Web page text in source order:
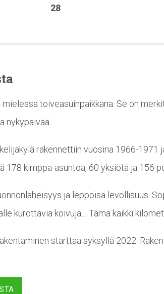
28
toiveasuinpaikkana. Se on
nykypäivää.
rakennettiin vuosina 1966-
178 kimppa-asuntoa, 60 yksiötä ja 156
ja leppoisa levollisuus.
kurottavia koivuja… Tämä kaikki
starttaa syksyllä 2022.